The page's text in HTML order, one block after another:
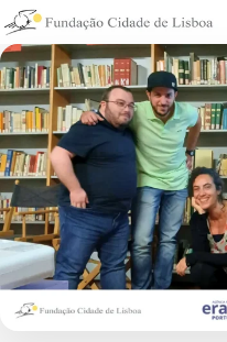
Skip
to
content